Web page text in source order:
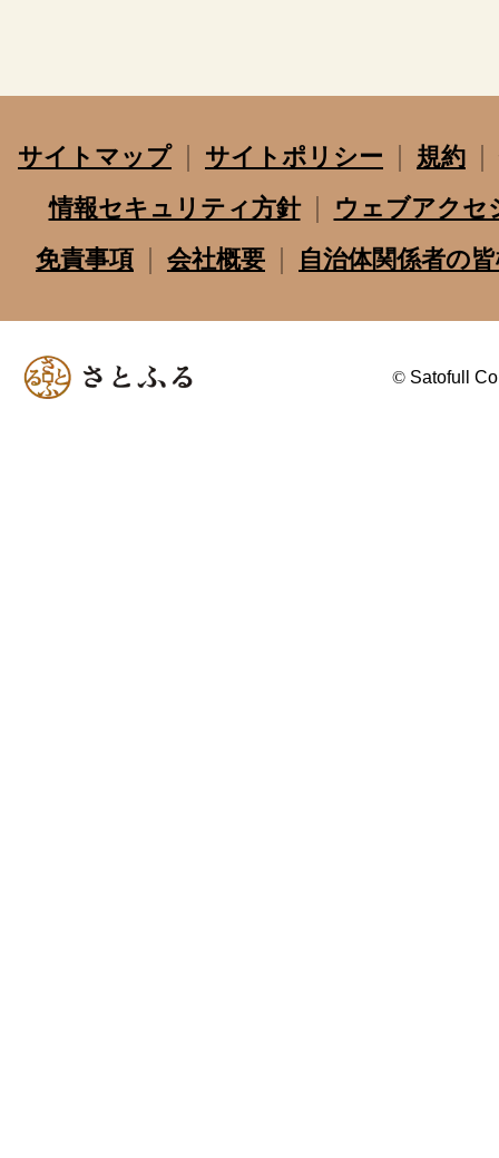
サイトマップ サイトポリシー
規約
情報セキュリティ方針
ウェブアクセ
免責事項
会社概要 自治体関係者の
© Satofull